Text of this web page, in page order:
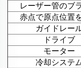
レーザー管のブ
赤点で原点位置
ガイドレー
ドライブ
モーター
冷却システ